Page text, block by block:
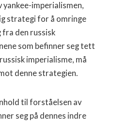
yankee-imperialismen,
strategi for å omringe
fra den russisk
som befinner seg tett
imperialisme, må
denne strategien.
til forståelsen av
seg på dennes indre